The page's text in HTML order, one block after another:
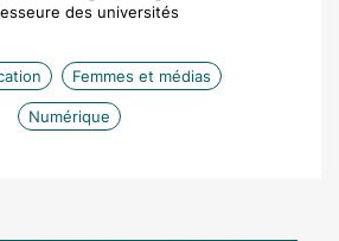
des universités
Femmes et médias
Numérique